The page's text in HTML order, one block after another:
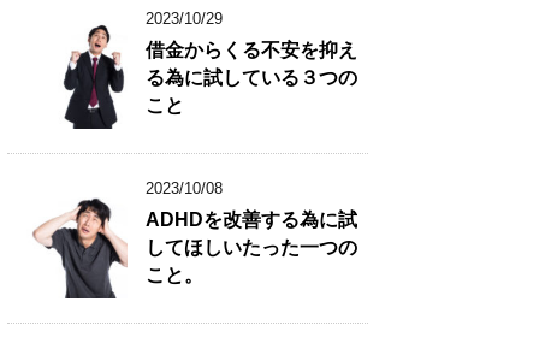
2023/10/29
借金からくる不安を抑え
る為に試している３つの
こと
2023/10/08
ADHDを改善する為に試
してほしいたった一つの
こと。